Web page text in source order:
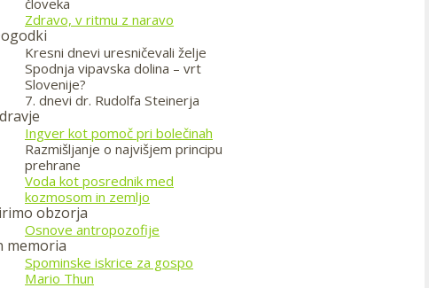
Zdravo, v ritmu z naravo
Kresni dnevi uresničevali želje
Spodnja vipavska dolina – vrt
Slovenije?
7. dnevi dr. Rudolfa Steinerja
Ingver kot pomoč pri bolečinah
Razmišljanje o najvišjem principu
prehrane
Voda kot posrednik med
kozmosom in zemljo
obzorja
Osnove antropozofije
memoria
Spominske iskrice za gospo
Mario Thun